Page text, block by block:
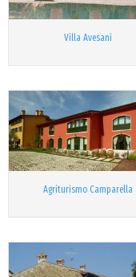
Villa Avesani
Agriturismo Camparella